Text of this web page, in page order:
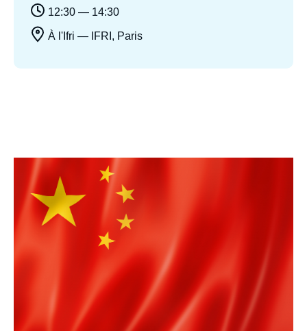
12:30 — 14:30
À l'Ifri — IFRI, Paris
Image